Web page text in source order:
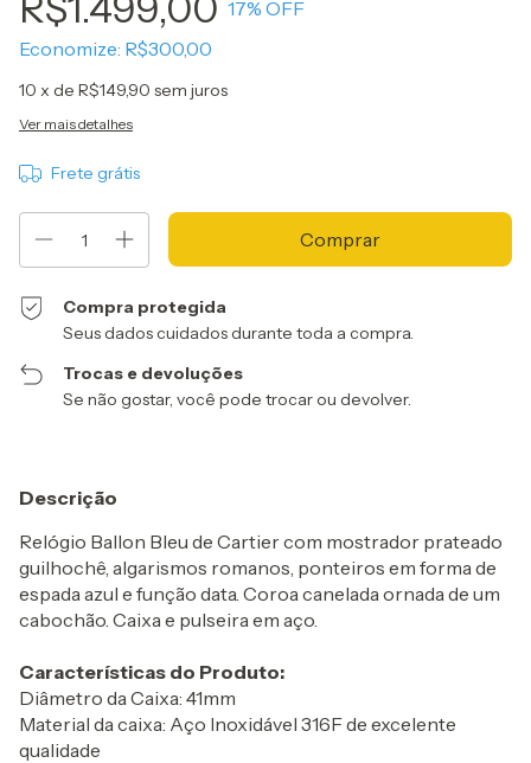
17% OFF
Economize: R$300,00
10 x de R$149,90 sem juros
Ver mais detalhes
Frete grátis
Compra protegida
Seus dados cuidados durante toda a compra.
Trocas e devoluções
Se não gostar, você pode trocar ou devolver.
Descrição
Relógio Ballon Bleu de Cartier com mostrador prateado
guilhochê, algarismos romanos, ponteiros em forma de
espada azul e função data. Coroa canelada ornada de um
cabochão. Caixa e pulseira em aço.
Características do Produto:
Diâmetro da Caixa: 41mm
Material da caixa: Aço Inoxidável 316F de excelente
qualidade